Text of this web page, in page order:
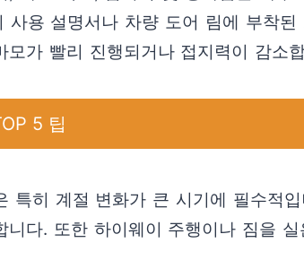
사용 설명서나 차량 도어 림에 부착
모가 빨리 진행되거나 접지력이 감소
5 팁
특히 계절 변화가 큰 시기에 필수적
니다. 또한 하이웨이 주행이나 짐을